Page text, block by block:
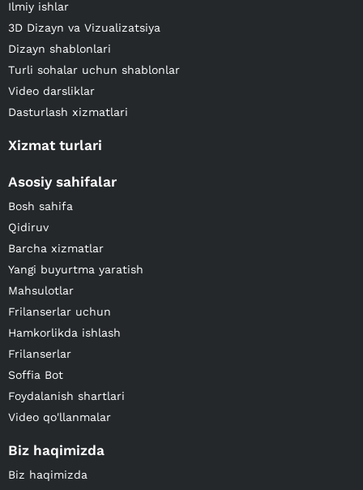
Ilmiy ishlar
3D Dizayn va Vizualizatsiya
Dizayn shablonlari
Turli sohalar uchun shablonlar
Video darsliklar
Dasturlash xizmatlari
Xizmat turlari
Asosiy sahifalar
Bosh sahifa
Qidiruv
Barcha xizmatlar
Yangi buyurtma yaratish
Mahsulotlar
Frilanserlar uchun
Hamkorlikda ishlash
Frilanserlar
Soffia Bot
Foydalanish shartlari
Video qo'llanmalar
Biz haqimizda
Biz haqimizda